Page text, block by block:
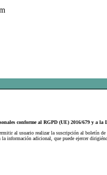
conforme al RGPD (UE) 2016/679 y a la
al usuario realizar la suscripción al boletín
información adicional, que puede ejercer